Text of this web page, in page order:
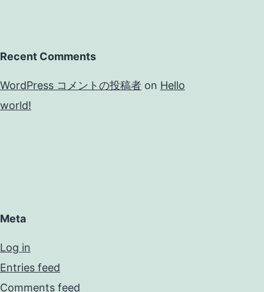
Recent Comments
WordPress コメントの投稿者 on Hello
world!
Meta
Log in
Entries feed
Comments feed